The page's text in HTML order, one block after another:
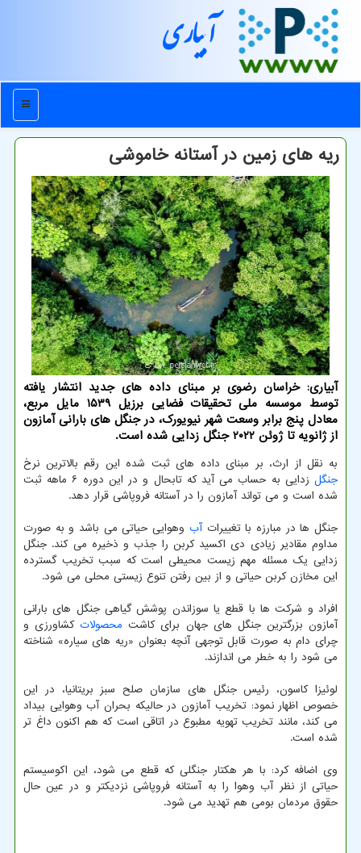
آبیاری
منو
ریه های زمین در آستانه خاموشی
آبیاری: خراسان رضوی بر مبنای داده های جدید انتشار یافته
توسط موسسه ملی تحقیقات فضایی برزیل ۱۵۳۹ مایل مربع،
معادل پنج برابر وسعت شهر نیویورک، در جنگل های بارانی آمازون
از ژانویه تا ژوئن ۲۰۲۲ جنگل زدایی شده است.
به نقل از ارث، بر مبنای داده های ثبت شده این رقم بالاترین نرخ
جنگل
زدایی به حساب می آید که تابحال و در این دوره ۶ ماهه ثبت
شده است و می تواند آمازون را در آستانه فروپاشی قرار دهد.
جنگل ها در مبارزه با تغییراتآب وهوایی حیاتی می باشد و به صورت
مداوم مقادیر زیادی دی اکسید کربن را جذب و ذخیره می کند. جنگل
زدایی یک مسئله مهم زیست محیطی است که سبب تخریب گسترده
این مخازن کربن حیاتی و از بین رفتن تنوع زیستی محلی می شود.
افراد و شرکت ها با قطع یا سوزاندن پوشش گیاهی جنگل های بارانی
آمازون بزرگترین جنگل های جهان برای کاشت محصولات کشاورزی و
چرای دام به صورت قابل توجهی آنچه بعنوان «ریه های سیاره» شناخته
می شود را به خطر می اندازند.
لوئیزا کاسون، رئیس جنگل های سازمان صلح سبز بریتانیا، در این
خصوص اظهار نمود: تخریب آمازون در حالیکه بحران آب وهوایی بیداد
می کند، مانند تخریب تهویه مطبوع در اتاقی است که هم اکنون داغ تر
شده است.
وی اضافه کرد: با هر هکتار جنگلی که قطع می شود، این اکوسیستم
حیاتی از نظر آب وهوا را به آستانه فروپاشی نزدیکتر و در عین حال
حقوق مردمان بومی هم تهدید می شود.